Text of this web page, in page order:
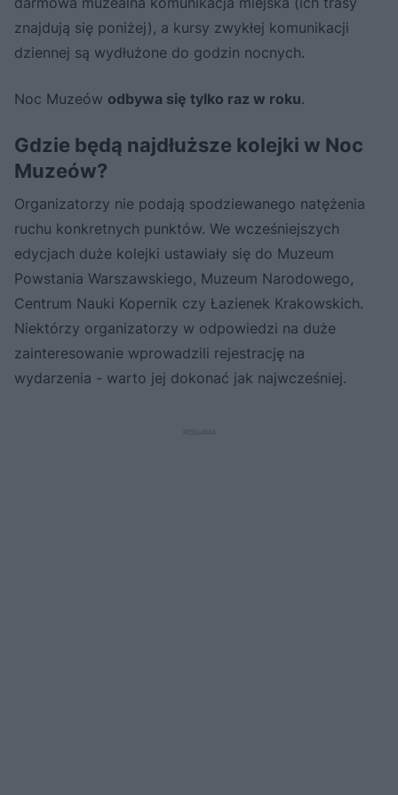
znajdują się poniżej), a kursy zwykłej komunikacji
dziennej są wydłużone do godzin nocnych.
Noc Muzeów odbywa się tylko raz w roku.
Gdzie będą najdłuższe kolejki w Noc
Muzeów?
Organizatorzy nie podają spodziewanego natężenia
ruchu konkretnych punktów. We wcześniejszych
edycjach duże kolejki ustawiały się do Muzeum
Powstania Warszawskiego, Muzeum Narodowego,
Centrum Nauki Kopernik czy Łazienek Krakowskich.
Niektórzy organizatorzy w odpowiedzi na duże
zainteresowanie wprowadzili rejestrację na
wydarzenia - warto jej dokonać jak najwcześniej.